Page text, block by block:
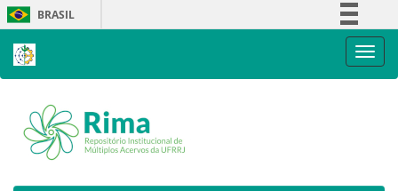
Skip
navigation
BRASIL